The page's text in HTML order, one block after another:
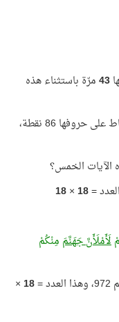
43مرّة باستثناء هذه
كلمة، وعدد النقاط على حروفها 86 نقطة،
الآيات الخمس؟
18
×
18
لَأَمْلَأَنَّ جَهَنَّمَ مِنْكُمْ
18
×